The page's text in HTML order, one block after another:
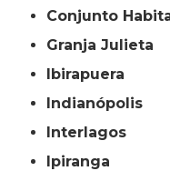
Conjunto
Granja Julieta
Ibirapuera
Indianópolis
Interlagos
Ipiranga